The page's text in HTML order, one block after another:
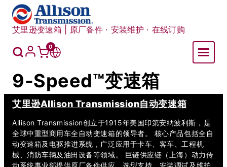
至
内艾里逊变速箱 | 原厂备件 · 安装维护 · 在线订购
我
的
户
0
购
车
切
语
言
9-Speed™变速箱
艾里逊Allison Transmission自动变速箱
Allison Transmission创立于1915年美国印第安纳波利斯，是
全球中重型商用车全自动变速箱的领导者。 核心产品包括全自
动变速箱及电驱推进系统，广泛应用于卡车、客车、工程机
械、消防车辆及油田设备等领域。 巨链供应链（上海）动力传